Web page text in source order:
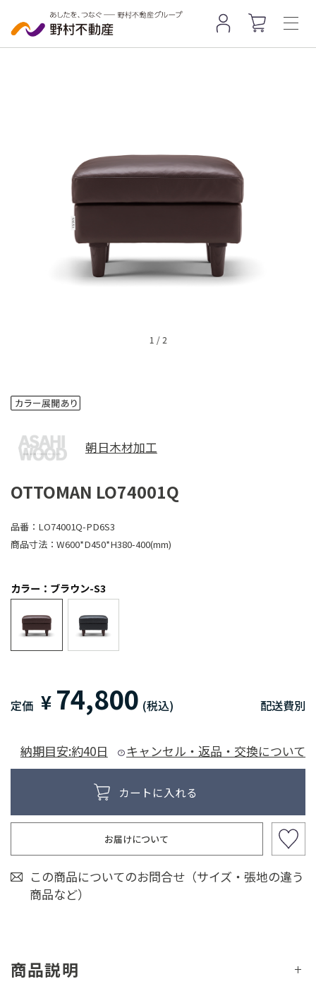
1 /2
朝日木材加工
OTTOMAN LO74001Q
品番： LO74001Q-PD6S3
商品寸法： W600*D450*H380-400(mm)
カラー：ブラウン-S3
定価 ¥ 74,800 (税込) 配送費別
納期目安:約40日 キャンセル・返品・交換について
お届けについて
この商品についてのお問合せ（サイズ・張地の違う
商品など）
商品説明